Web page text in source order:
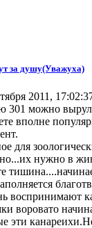
за душу(Уважуха)
2011,
301 можно
вполне
для
нужно в
воспринимают
воровато
эти